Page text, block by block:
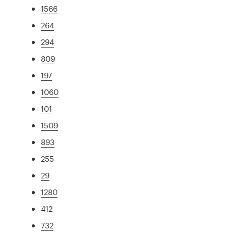
1566
264
294
809
197
1060
101
1509
893
255
29
1280
412
732